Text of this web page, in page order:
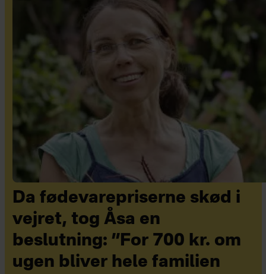
Da fødevarepriserne skød i
vejret, tog Åsa en
beslutning: ”For 700 kr. om
ugen bliver hele familien